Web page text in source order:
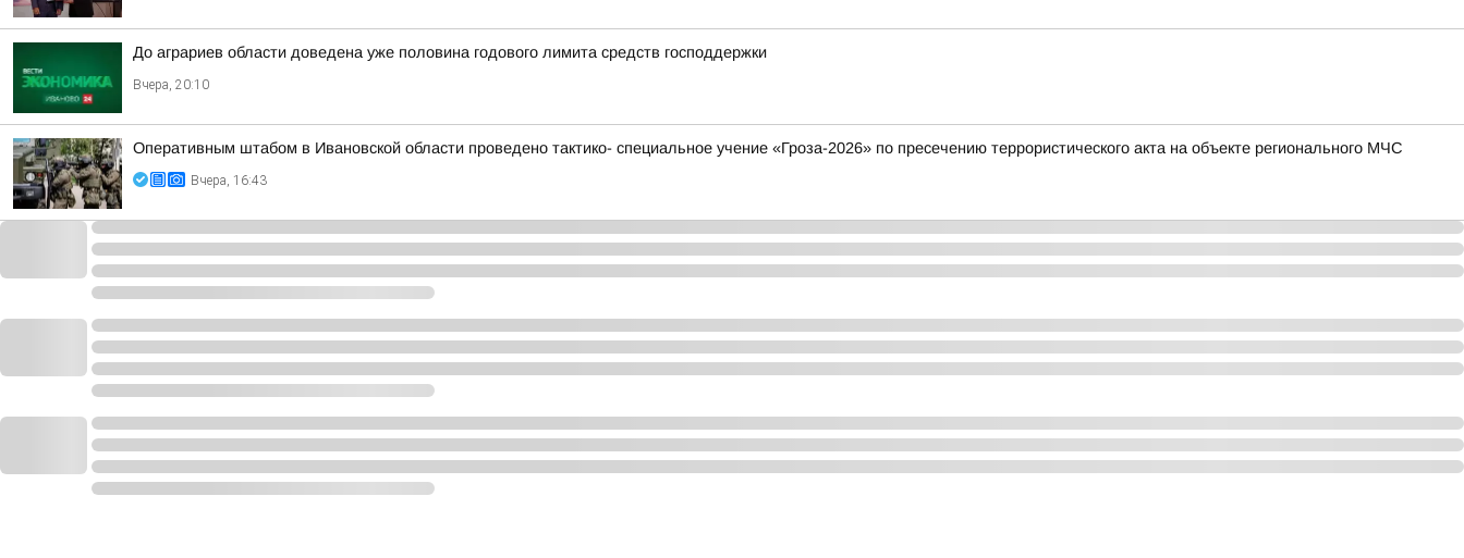
До аграриев области доведена уже половина годового лимита средств господдержки
Вчера, 20:10
Оперативным штабом в Ивановской области проведено тактико- специальное учение «Гроза-2026» по пресечению террористического акта на объекте регионального МЧС
Вчера, 16:43